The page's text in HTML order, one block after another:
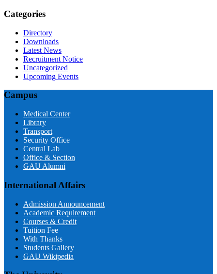
Categories
Directory
Downloads
Latest News
Recruitment Notice
Uncategorized
Upcoming Events
Campus
Medical Center
Library
Transport
Security Office
Central Lab
Office & Section
GAU Alumni
International Affairs
Admission Announcement
Academic Requirement
Courses & Credit
Tuition Fee
With Thanks
Students Gallery
GAU Wikipedia